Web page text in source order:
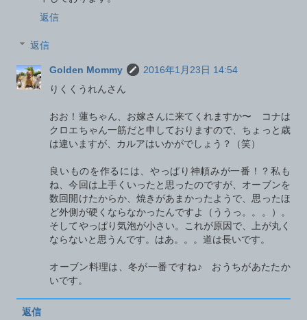
返信
返信
Golden Mommy
2016年1月23日 14:54
りくくうれんさん
おお！蓮ちゃん、お嫁さんに来てくれますか〜 コナは
クロエちゃん一筋だと申しておりますので、ちょっと歳
は違いますが、カルアはいかがでしょう？（笑）
良いものを作るには、やっぱり神頼みが一番！？私も
ね、今回は上手くいったと思ったのですが、オーブンを
数回開けたからか、焼きがあまかったようで、思ったほ
ど外側が硬くならなかったんですよ（ううっ。。。）。
そしてやっぱり気泡が小さい。これが原因で、上が丸く
ならないと思うんです。はあ。。。道は長いです。
オーブン料理は、冬が一番ですね♪ おうちがあたたか
いです。
返信